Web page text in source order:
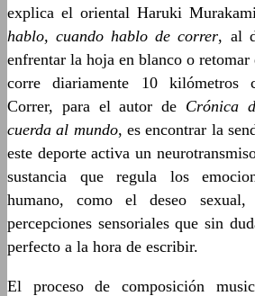
explica el oriental Haruki
hablo, cuando hablo de correr, al
enfrentar la hoja en blanco o
corre diariamente 10 kilómetros
Correr, para el autor de Crónica
cuerda al mundo, es encontrar la
este deporte activa un
sustancia que regula los
humano, como el deseo
percepciones sensoriales que sin
perfecto a la hora de escribir.
El proceso de composición